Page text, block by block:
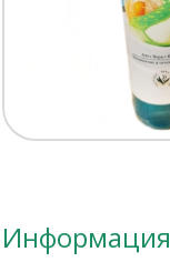
Информация